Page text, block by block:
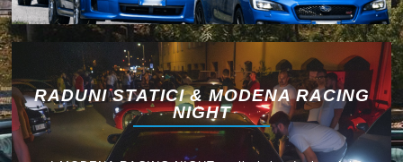
RADUNI STATICI & MODENA RACING
NIGHT